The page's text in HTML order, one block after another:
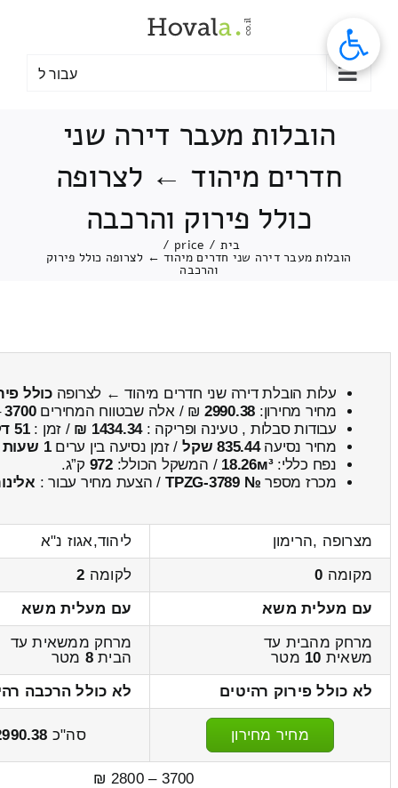
עבור ל
הובלות מעבר דירה שני
חדרים מיהוד ← לצרופה
כולל פירוק והרכבה
בית /
price
/
הובלות מעבר דירה שני חדרים מיהוד ← לצרופה כולל פירוק
והרכבה
עלות הובלת דירה שני חדרים מיהוד ← לצרופהכולל
מחיר מחירון: 2990.38 ₪ / אלה שבטווח המחירים3700
עבודות סבלות , טעינה ופריקה :1434.34 ₪ / זמן :51 דקות 32 שניות
מחיר נסיעה835.44 שקל / זמן נסיעה בין ערים1 שעות , 4 דקות
נפח כללי:18.26м³ / המשקל הכולל:972 ק”ג.
מכרז מספר № TPZG-3789 / הצעת מחיר עבור :
מצרופה ,הרימון
ליהוד,אגוז נ"א
מקומה 0 לקומה 2
עם מעלית משא
עם מעלית משא
מרחק מהבית עד
משאית 10 מטר
מרחק ממשאית עד
הבית8 מטר
לא כולל פירוק רהיטים
לא כולל הרכבה
מחיר מחירון סה"כ
3700 – 2800 ₪